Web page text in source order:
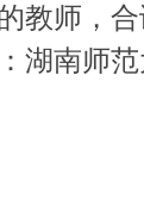
教师，
湖南师范